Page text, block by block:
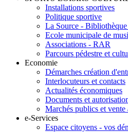
Installations sportives
Politique sportive
La Source -
Ecole municipale de
Associations - RAR
Parcours pédestre et
Economie
Démarches création
Interlocuteurs et contacts
Actualités économiques
Documents et
Marchés publics et vente
e-Services
Espace citoyens - vos